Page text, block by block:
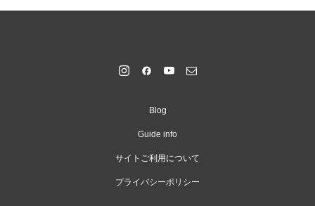
Blog
Guide info
サイトご利用について
プライバシーポリシー